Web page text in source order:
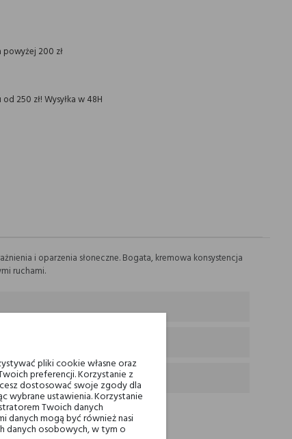
200 zł
250 zł! Wysyłka w 48H
i oparzenia słoneczne. Bogata, kremowa konsystencja
ruchami.
pliki cookie własne oraz
preferencji. Korzystanie z
dostosować swoje zgody dla
wybrane ustawienia. Korzystanie
Twoich danych
danych mogą być również nasi
danych osobowych, w tym o